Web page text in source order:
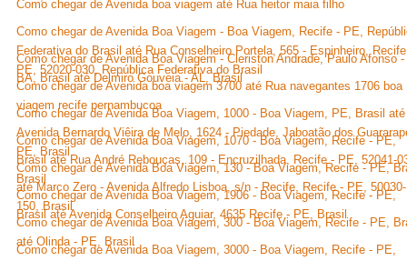
Como chegar de Avenida boa viagem até Rua heitor maia filho
Como chegar de Avenida Boa Viagem - Boa Viagem, Recife - PE,
Federativa do Brasil até Rua Conselheiro Portela, 565 - Espinheiro,
PE, 52020-030, República Federativa do Brasil
Como chegar de Avenida Boa Viagem - Cleriston Andrade, Paulo Afonso -
BA, Brasil até Delmiro Gouveia - AL, Brasil
Como chegar de Avenida boa viagem 3700 até Rua navegantes 1706 boa
viagem recife pernambucoa
Como chegar de Avenida Boa Viagem, 1000 - Boa Viagem, PE, Brasil até
Avenida Bernardo Viêira de Melo, 1624 - Piedade, Jaboatão dos
PE, Brasil
Como chegar de Avenida Boa Viagem, 1070 - Boa Viagem, Recife - PE,
Brasil até Rua André Rebouças, 109 - Encruzilhada, Recife - PE, 52041-
Brasil
Como chegar de Avenida Boa Viagem, 130 - Boa Viagem, Recife - PE,
até Marco Zero - Avenida Alfredo Lisboa, s/n - Recife, Recife - PE, 50030-
150, Brasil
Como chegar de Avenida Boa Viagem, 1906 - Boa Viagem, Recife - PE,
Brasil até Avenida Conselheiro Aguiar, 4635 Recife - PE, Brasil
Como chegar de Avenida Boa Viagem, 300 - Boa Viagem, Recife - PE,
até Olinda - PE, Brasil
Como chegar de Avenida Boa Viagem, 3000 - Boa Viagem, Recife - PE,